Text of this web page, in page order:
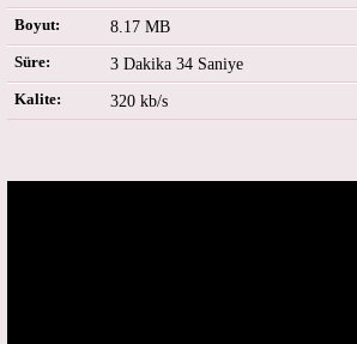
Boyut: 8.17 MB
Süre: 3 Dakika 34 Saniye
Kalite: 320 kb/s